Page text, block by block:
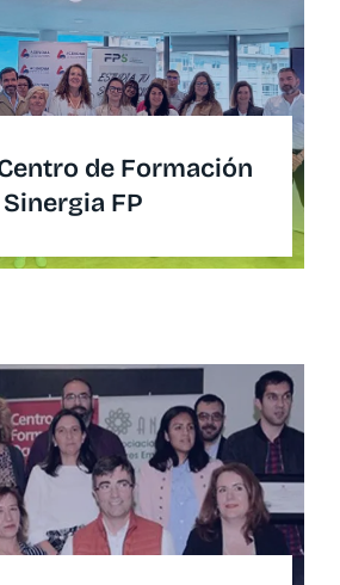
de Formación
Sinergia FP